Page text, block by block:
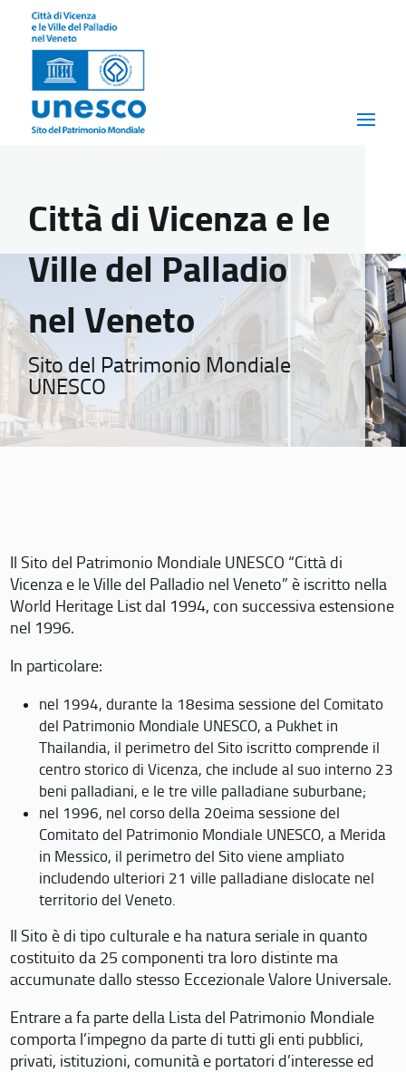
Città di Vicenza e le
Ville del Palladio
nel Veneto
Sito del Patrimonio Mondiale
UNESCO
Il Sito del Patrimonio Mondiale UNESCO “Città di
Vicenza e le Ville del Palladio nel Veneto” è iscritto nella
World Heritage List dal 1994, con successiva estensione
nel 1996.
In particolare:
nel 1994, durante la 18esima sessione del Comitato
del Patrimonio Mondiale UNESCO, a Pukhet in
Thailandia, il perimetro del Sito iscritto comprende il
centro storico di Vicenza, che include al suo interno 23
beni palladiani, e le tre ville palladiane suburbane;
nel 1996, nel corso della 20eima sessione del
Comitato del Patrimonio Mondiale UNESCO, a Merida
in Messico, il perimetro del Sito viene ampliato
includendo ulteriori 21 ville palladiane dislocate nel
territorio del Veneto.
Il Sito è di tipo culturale e ha natura seriale in quanto
costituito da 25 componenti tra loro distinte ma
accumunate dallo stesso Eccezionale Valore Universale.
Entrare a fa parte della Lista del Patrimonio Mondiale
comporta l’impegno da parte di tutti gli enti pubblici,
privati, istituzioni, comunità e portatori d’interesse ed